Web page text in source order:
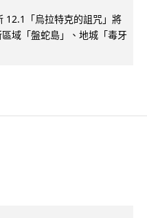
12.1「烏拉特克的詛咒」將
域「盤蛇島」、地城「毒牙